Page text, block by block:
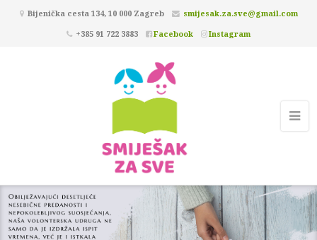
Bijenička cesta 134, 10 000 Zagreb
smijesak.za.sve@gmail.com
+385 91 722 3883
Facebook Instagram